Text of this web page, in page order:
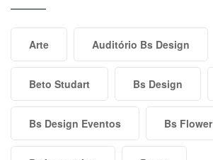
Arte Auditório Bs Design
Beto Studart Bs Design
Bs Design Eventos Bs Flower